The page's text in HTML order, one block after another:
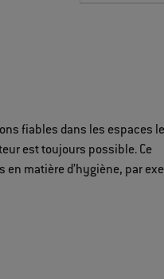
fiables dans les espaces
est toujours possible. Ce
matière d’hygiène, par